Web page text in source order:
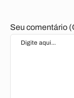
Seu comentário